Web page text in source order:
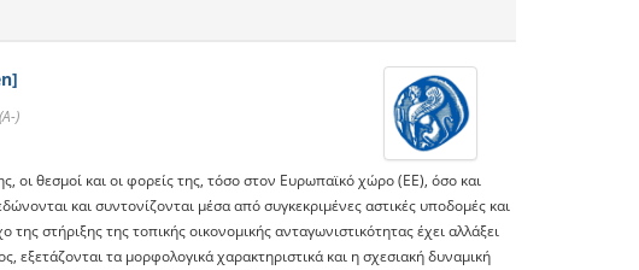
(A-)
οι θεσμοί και οι φορείς της, τόσο στον Ευρωπαϊκό χώρο (ΕΕ), όσο και
και συντονίζονται μέσα από συγκεκριμένες αστικές υποδομές και
στήριξης της τοπικής οικονομικής ανταγωνιστικότητας έχει αλλάξει
εξετάζονται τα μορφολογικά χαρακτηριστικά και η σχεσιακή δυναμική